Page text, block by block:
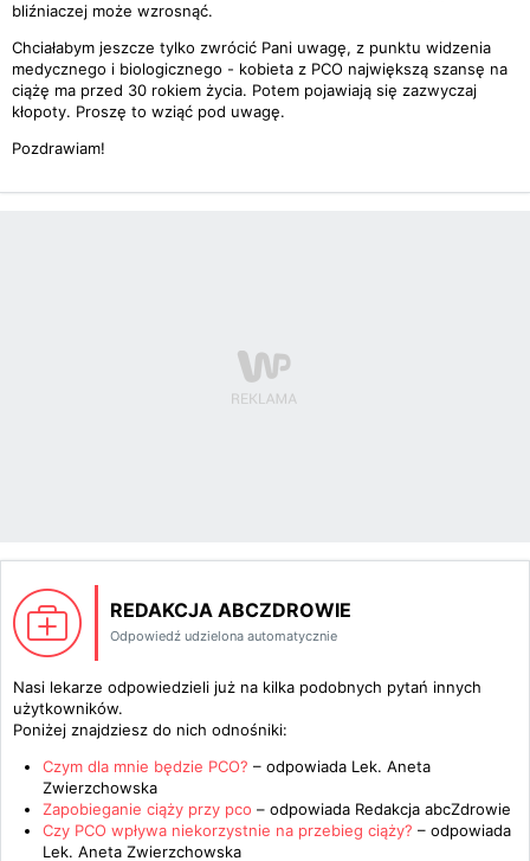
bliźniaczej może wzrosnąć.
Chciałabym jeszcze tylko zwrócić Pani uwagę, z punktu widzenia
medycznego i biologicznego - kobieta z PCO największą szansę na
ciążę ma przed 30 rokiem życia. Potem pojawiają się zazwyczaj
kłopoty. Proszę to wziąć pod uwagę.
Pozdrawiam!
REDAKCJA ABCZDROWIE
Odpowiedź udzielona automatycznie
Nasi lekarze odpowiedzieli już na kilka podobnych pytań innych
użytkowników.
Poniżej znajdziesz do nich odnośniki:
Czym dla mnie będzie PCO? – odpowiada Lek. Aneta
Zwierzchowska
Zapobieganie ciąży przy pco – odpowiada Redakcja abcZdrowie
Czy PCO wpływa niekorzystnie na przebieg ciąży? – odpowiada
Lek. Aneta Zwierzchowska